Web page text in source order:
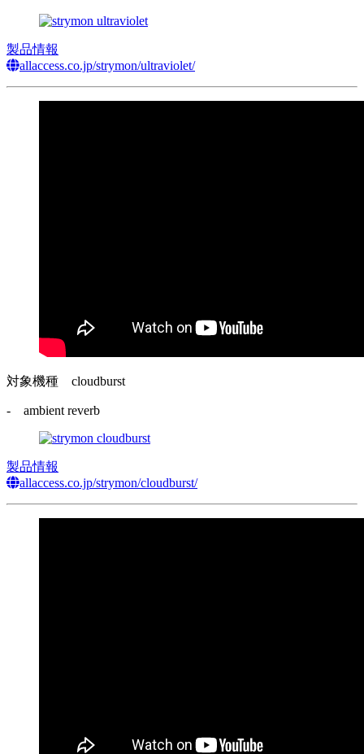
製品情報
allaccess.co.jp/strymon/ultraviolet/
対象機種 cloudburst
- ambient reverb
製品情報
allaccess.co.jp/strymon/cloudburst/